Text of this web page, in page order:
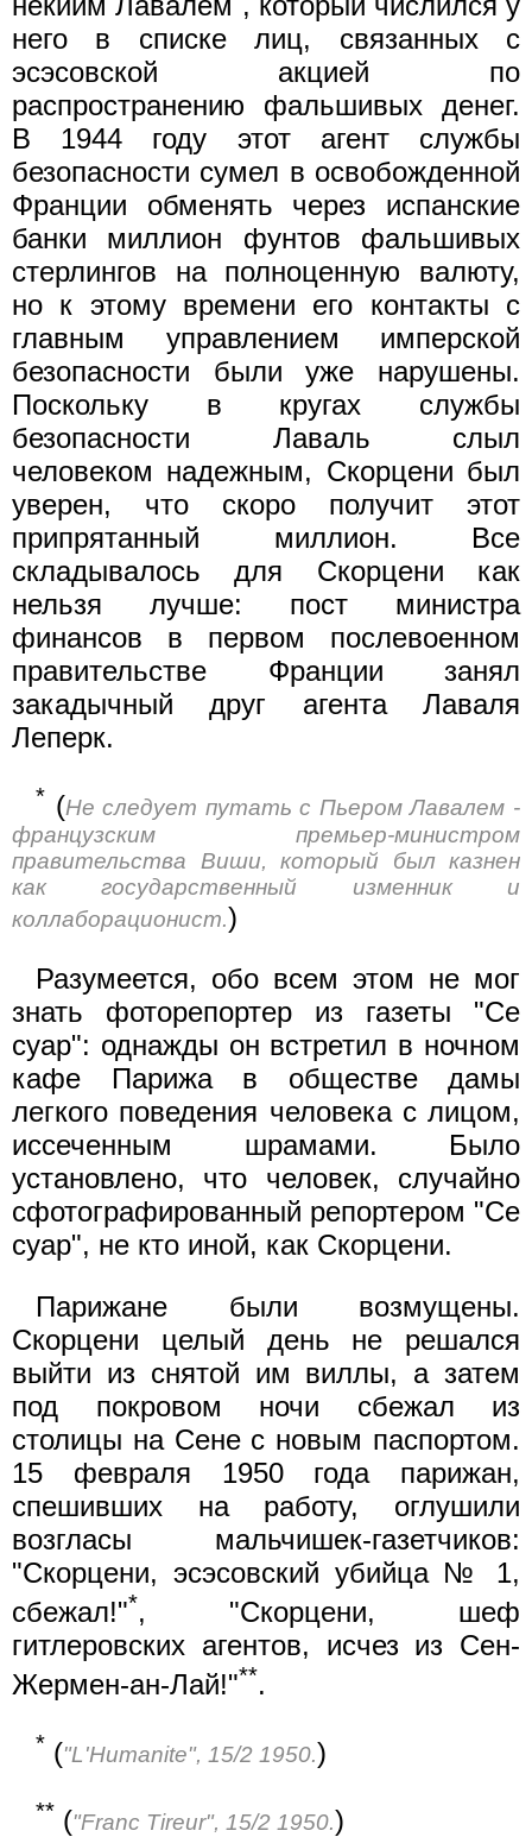
него в списке лиц, связанных с
эсэсовской акцией по
распространению фальшивых денег.
В 1944 году этот агент службы
безопасности сумел в освобожденной
Франции обменять через испанские
банки миллион фунтов фальшивых
стерлингов на полноценную валюту,
но к этому времени его контакты с
главным управлением имперской
безопасности были уже нарушены.
Поскольку в кругах службы
безопасности Лаваль слыл
человеком надежным, Скорцени был
уверен, что скоро получит этот
припрятанный миллион. Все
складывалось для Скорцени как
нельзя лучше: пост министра
финансов в первом послевоенном
правительстве Франции занял
закадычный друг агента Лаваля
Леперк.
* (Не следует путать с Пьером Лавалем -
французским премьер-министром
правительства Виши, который был казнен
как государственный изменник и
коллаборационист.)
Разумеется, обо всем этом не мог
знать фоторепортер из газеты "Се
суар": однажды он встретил в ночном
кафе Парижа в обществе дамы
легкого поведения человека с лицом,
иссеченным шрамами. Было
установлено, что человек, случайно
сфотографированный репортером "Се
суар", не кто иной, как Скорцени.
Парижане были возмущены.
Скорцени целый день не решался
выйти из снятой им виллы, а затем
под покровом ночи сбежал из
столицы на Сене с новым паспортом.
15 февраля 1950 года парижан,
спешивших на работу, оглушили
возгласы мальчишек-газетчиков:
"Скорцени, эсэсовский убийца № 1,
сбежал!"*, "Скорцени, шеф
гитлеровских агентов, исчез из Сен-
Жермен-ан-Лай!"**.
* ("L'Humanite", 15/2 1950.)
** ("Franc Tireur", 15/2 1950.)